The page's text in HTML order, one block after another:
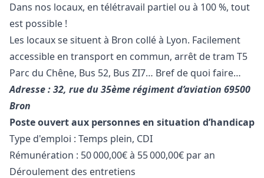
Dans nos locaux, en télétravail partiel ou à 100 %, tout
est possible !
Les locaux se situent à Bron collé à Lyon. Facilement
accessible en transport en commun, arrêt de tram T5
Parc du Chêne, Bus 52, Bus ZI7… Bref de quoi faire…
Adresse : 32, rue du 35ème régiment d’aviation 69500
Bron
Poste ouvert aux personnes en situation d’handicap
Type d'emploi : Temps plein, CDI
Rémunération : 50 000,00€ à 55 000,00€ par an
Déroulement des entretiens